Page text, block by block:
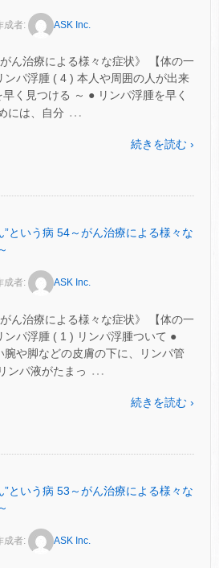
成者: ASK Inc.
ん治療による様々な症状》 【体の一
ンパ浮腫 ( 4 ) 本人や周囲の人が出来
く見つける ～ ● リンパ浮腫を早く
には、自分 …
続きを読む ›
”という病 54～がん治療による様々な
成者: ASK Inc.
ん治療による様々な症状》 【体の一
ンパ浮腫 ( 1 ) リンパ浮腫ついて ●
腕や脚などの皮膚の下に、リンパ管
ンパ液がたまっ …
続きを読む ›
”という病 53～がん治療による様々な
成者: ASK Inc.